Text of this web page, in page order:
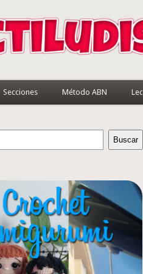
Secciones Método ABN
Buscar